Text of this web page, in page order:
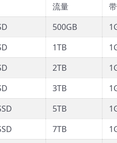
流量
500GB
1TB
2TB
3TB
5TB
7TB